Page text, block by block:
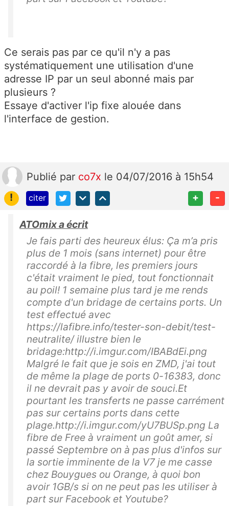
Ce serais pas par ce qu'il n'y a pas
systématiquement une utilisation d'une
adresse IP par un seul abonné mais par
plusieurs ?
Essaye d'activer l'ip fixe alouée dans
l'interface de gestion.
Publié par co7x le 04/07/2016 à 15h54
!
citer + -
ATOmix a écrit
Je fais parti des heureux élus: Ça m’a pris
plus de 1 mois (sans internet) pour être
raccordé à la fibre, les premiers jours
c'était vraiment le pied, tout fonctionnait
au poil! 1 semaine plus tard je me rends
compte d'un bridage de certains ports. Un
test effectué avec
https://lafibre.info/tester-son-debit/test-
neutralite/ illustre bien le
bridage:http://i.imgur.com/IBABdEi.png
Malgré le fait que je sois en ZMD, j'ai tout
de même la plage de ports 0-16383, donc
il ne devrait pas y avoir de souci.Et
pourtant les transferts ne passe carrément
pas sur certains ports dans cette
plage.http://i.imgur.com/yU7BUSp.png La
fibre de Free à vraiment un goût amer, si
passé Septembre on à pas plus d'infos sur
la sortie imminente de la V7 je me casse
chez Bouygues ou Orange, à quoi bon
avoir 1GB/s si on ne peut pas les utiliser à
part sur Facebook et Youtube?